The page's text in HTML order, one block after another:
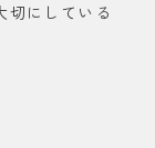
切にしている